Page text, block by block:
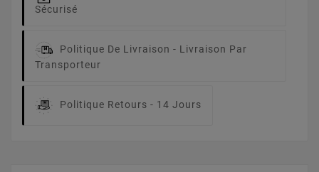
Sécurisé
Politique De Livraison - Livraison Par
Transporteur
Politique Retours - 14 Jours